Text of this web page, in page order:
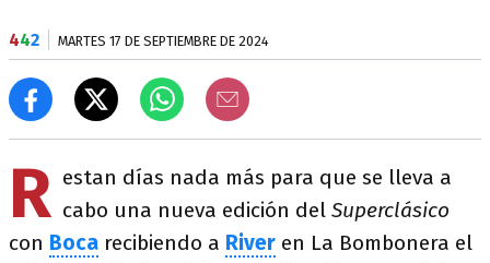
442 MARTES 17 DE SEPTIEMBRE DE 2024
R estan días nada más para que se lleva a
cabo una nueva edición del Superclásico
con Boca recibiendo a River en La Bombonera el